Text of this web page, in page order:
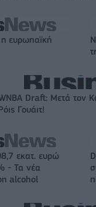
η ευρωπαϊκή
Draft: Μετά τον
Γουάιτ!
εκατ. ευρώ
- Τα νέα
alcohol